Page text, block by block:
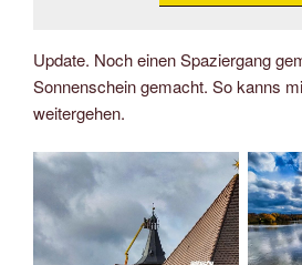
Update. Noch einen Spaziergang
Sonnenschein gemacht. So kanns
weitergehen.